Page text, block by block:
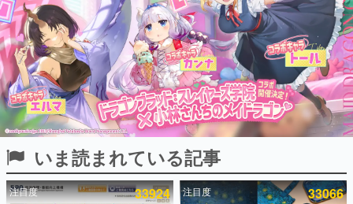
電ファミのいま読まれている記事ランキング
アプリセール情報
インタビュー
連載・特集一覧
殿堂入り記事
SNS拡散数が数千以上！ ページビュー数万以上！ などな
ど。多くの人々に読まれた、電ファミ渾身の“殿堂入り”記
事をまとめました。
いま読まれている記事
注目度 33924 注目度 33066